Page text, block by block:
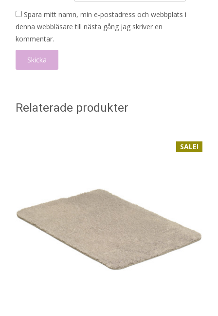
Spara mitt namn, min e-postadress och webbplats i
denna webbläsare till nästa gång jag skriver en
kommentar.
Relaterade produkter
SALE!